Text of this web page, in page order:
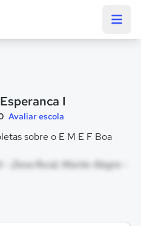
I
Avaliar escola
sobre o E M E F Boa
- Zona Rural, Monte Alegre -